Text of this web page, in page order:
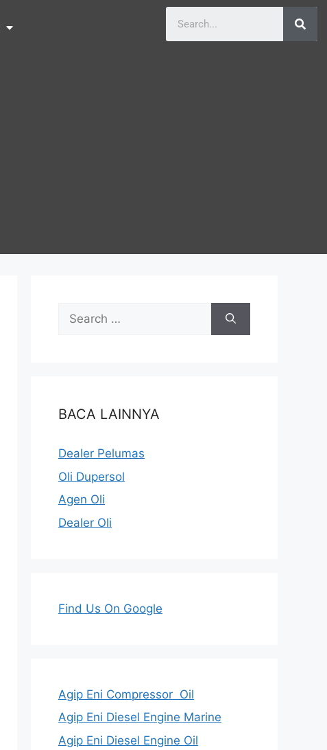
BACA LAINNYA
Dealer Pelumas
Oli Dupersol
Agen Oli
Dealer Oli
Find Us On Google
Agip Eni Compressor Oil
Agip Eni Diesel Engine Marine
Agip Eni Diesel Engine Oil